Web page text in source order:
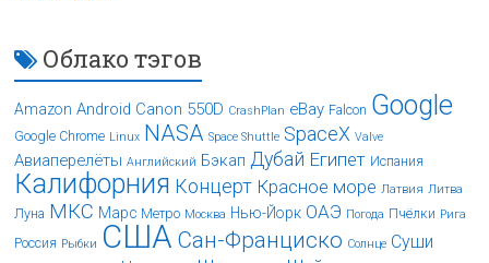
Облако тэгов
Amazon Android Canon 550D CrashPlan eBay Falcon Google
Google Chrome Linux NASA Space Shuttle SpaceX Valve
Авиаперелёты Английский Бэкап Дубай Египет Испания
Калифорния Концерт Красное море Латвия Литва
Луна МКС Марс Метро Москва Нью-Йорк ОАЭ Погода Пчёлки Рига
Россия Рыбки США Сан-Франциско Солнце Суши